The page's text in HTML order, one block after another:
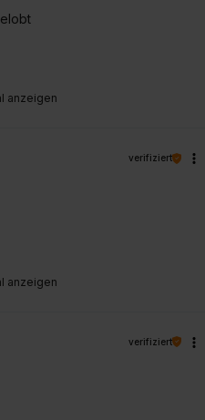
anzeigen
anzeigen
verifiziert
verifiziert